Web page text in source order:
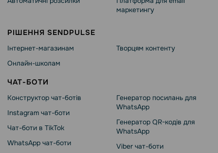
маркетингу
РІШЕННЯ SENDPULSE
Інтернет-магазинам
Онлайн-школам
Творцям контенту
ЧАТ-БОТИ
Конструктор чат-ботів
Instagram чат-боти
Чат-боти в TikTok
WhatsApp чат-боти
Генератор посилань для
WhatsApp
Генератор QR-кодів для
WhatsApp
Viber чат-боти